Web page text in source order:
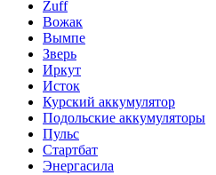
Zuff
Вожак
Вымпе
Зверь
Иркут
Исток
Курский аккумулятор
Подольские аккумуляторы
Пульс
Стартбат
Энергасила